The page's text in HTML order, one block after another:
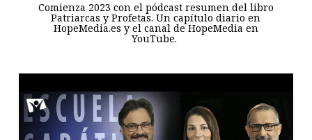
Comienza 2023 con el pódcast resumen del libro
Patriarcas y Profetas. Un capítulo diario en
HopeMedia.es y el canal de HopeMedia en
YouTube.